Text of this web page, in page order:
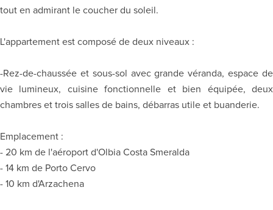
tout en admirant le coucher du soleil.
L'appartement est composé de deux niveaux :
-Rez-de-chaussée et sous-sol avec grande véranda, espace de
vie lumineux, cuisine fonctionnelle et bien équipée, deux
chambres et trois salles de bains, débarras utile et buanderie.
Emplacement :
- 20 km de l'aéroport d'Olbia Costa Smeralda
- 14 km de Porto Cervo
- 10 km d'Arzachena